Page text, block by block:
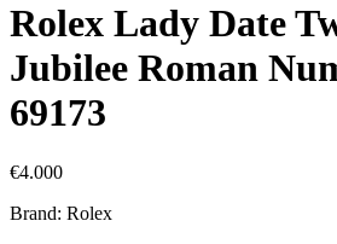
Rolex Lady Date
Jubilee Roman
69173
€4.000
Brand: Rolex